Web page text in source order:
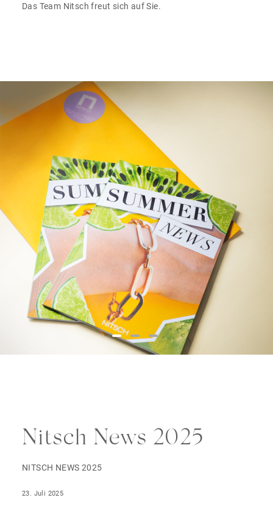
Das Team Nitsch freut sich auf Sie.
Nitsch News 2025
NITSCH NEWS 2025
23. Juli 2025